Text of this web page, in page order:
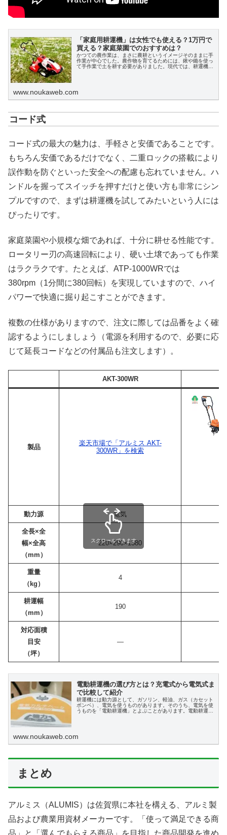
「家庭用耕運機」は女性でも使える？1万円で
買える？家庭菜園でのおすすめは？
かつての農作業は、まさに農耕というイメージそのままに手
作業が中心でした。農作物を育てるためには、鍬や鋤を使っ
て手作業で土を耕す必要がありました。現代では、耕運機を
www.noukaweb.com
コード式
コード式の最大の魅力は、手軽さと安価であることです。
もちろん安価であるだけでなく、二重ロックの搭載により
誤作動を防ぐといった安全への配慮も忘れていません。ハ
ンドルを握ってスイッチを押すだけと使い方も非常にシン
プルですので、まずは耕運機を試してみたいという人には
ぴったりです。
家庭菜園や小規模な畑であれば、十分に耕せる性能です。
ロータリー刃の高速回転により、硬い土壌であっても作業
はラクラクです。たとえば、ATP-1000WRでは
380rpm（1分間に380回転）を実現していますので、ハイ
パワーで快適に掘り起こすことができます。
複数の仕様がありますので、注文に際しては品番をよく確
認するようにしましょう（電源を利用するので、必要に応
じて延長コードなどの付属品も注文します）。
AKT-300WR
製品
楽天市場で「アルミス AKT-
300WR」を検索
動力源 電気
全長×全
幅×全高
（mm）
220×290×1380
重量
（kg）
4
耕運幅
（mm）
190
対応面積
目安
（坪）
―
スクロールできます
電動耕運機の選び方とは？充電式から電気式ま
で比較して紹介
耕運機には動力源として、ガソリン、軽油、ガス（カセット
ボンベ）、電気を使うものがあります。そのうち、電気を使
うものを「電動耕運機」とよぶことがあります。電動耕運機
www.noukaweb.com
まとめ
アルミス（ALUMIS）は佐賀県に本社を構える、アルミ製
品および農業用資材メーカーです。「使って満足できる商
品」と「選んでもらえる商品」を目指した商品開発を進め